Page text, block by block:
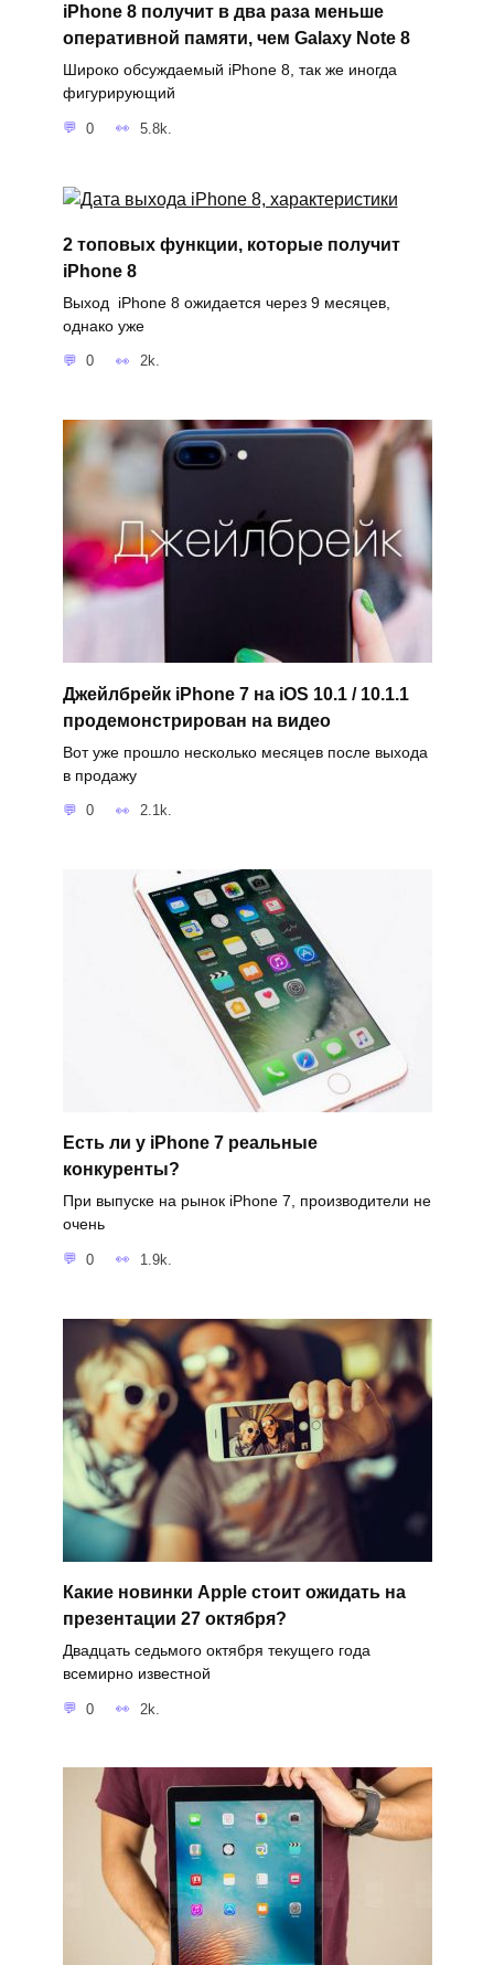
iPhone 8 получит в два раза меньше
оперативной памяти, чем Galaxy Note 8
Широко обсуждаемый iPhone 8, так же иногда
фигурирующий
0 5.8k.
2 топовых функции, которые получит
iPhone 8
Выход iPhone 8 ожидается через 9 месяцев,
однако уже
0 2k.
Джейлбрейк iPhone 7 на iOS 10.1 / 10.1.1
продемонстрирован на видео
Вот уже прошло несколько месяцев после выхода
в продажу
0 2.1k.
Есть ли у iPhone 7 реальные
конкуренты?
При выпуске на рынок iPhone 7, производители не
очень
0 1.9k.
Какие новинки Apple стоит ожидать на
презентации 27 октября?
Двадцать седьмого октября текущего года
всемирно известной
0 2k.